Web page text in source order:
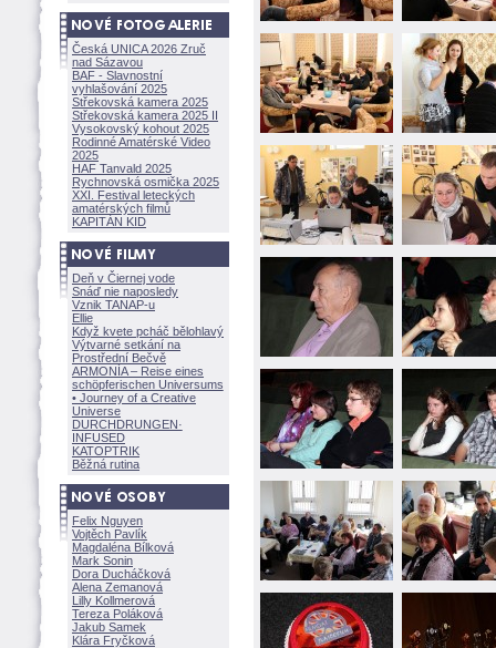
Česká UNICA 2026 Zruč
nad Sázavou
BAF - Slavnostní
vyhlašování 2025
Střekovská kamera 2025
Střekovská kamera 2025 II
Vysokovský kohout 2025
Rodinné Amatérské Video
2025
HAF Tanvald 2025
Rychnovská osmička 2025
XXI. Festival leteckých
amatérských filmů
KAPITÁN KID
Deň v Čiernej vode
Snáď nie naposledy
Vznik TANAP-u
Ellie
Když kvete pcháč bělohlavý
Výtvarné setkání na
Prostřední Bečvě
ARMONÍA – Reise eines
schöpferischen Universums
• Journey of a Creative
Universe
DURCHDRUNGEN·
INFUSED
KATOPTRIK
Běžná rutina
Felix Nguyen
Vojtěch Pavlík
Magdaléna Bílkov
Mark Sonin
Dora Ducháčkov
Alena Zemanov
Lilly Kollmerov
Tereza Polákov
Jakub Samek
Klára Fryčkov